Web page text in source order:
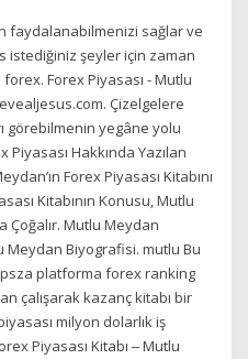
faydalanabilmenizi sağlar ve
istediğiniz şeyler için zaman
Forex Piyasası - Mutlu
Çizelgelere
görebilmenin yegâne yolu
Hakkında Yazılan
Forex Piyasası Kitabını
Kitabının Konusu, Mutlu
Çoğalır. Mutlu Meydan
Meydan Biyografisi. mutlu Bu
platforma forex ranking
çalışarak kazanç kitabı bir
milyon dolarlık iş
Piyasası Kitabı ‒ Mutlu